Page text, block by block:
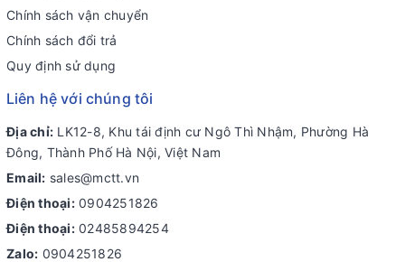
Chính sách vận chuyển
Chính sách đổi trả
Quy định sử dụng
Liên hệ với chúng tôi
Địa chỉ: LK12-8, Khu tái định cư Ngô Thì Nhậm, Phường Hà
Đông, Thành Phố Hà Nội, Việt Nam
Email: sales@mctt.vn
Điện thoại: 0904251826
Điện thoại: 02485894254
Zalo: 0904251826